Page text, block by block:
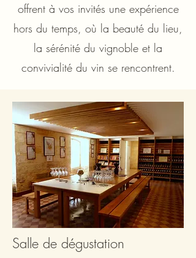
offrent à vos invités une expérience
hors du temps, où la beauté du lieu,
la sérénité du vignoble et la
convivialité du vin se rencontrent.
Salle de dégustation